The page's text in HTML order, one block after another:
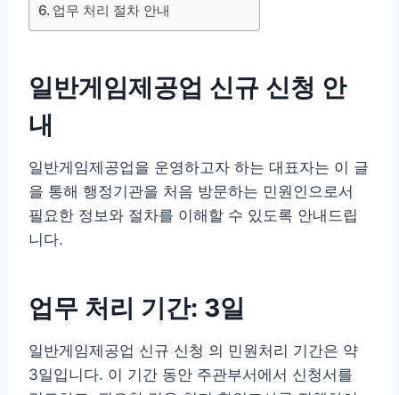
업무 처리 절차 안내
일반게임제공업 신규 신청 안
내
일반게임제공업을 운영하고자 하는 대표자는 이 글
을 통해 행정기관을 처음 방문하는 민원인으로서
필요한 정보와 절차를 이해할 수 있도록 안내드립
니다.
업무 처리 기간: 3일
일반게임제공업 신규 신청 의 민원처리 기간은 약
3일입니다. 이 기간 동안 주관부서에서 신청서를